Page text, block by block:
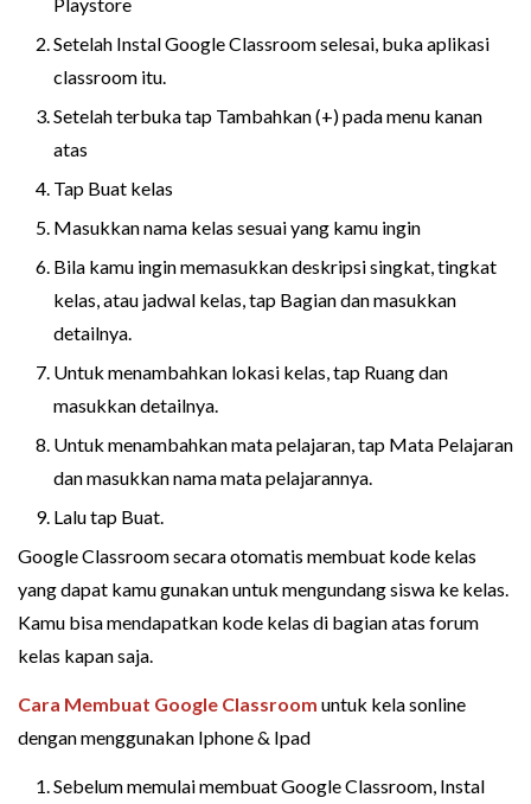
Setelah Instal Google Classroom selesai, buka aplikasi
classroom itu.
Setelah terbuka tap Tambahkan (+) pada menu kanan
atas
Tap Buat kelas
Masukkan nama kelas sesuai yang kamu ingin
Bila kamu ingin memasukkan deskripsi singkat, tingkat
kelas, atau jadwal kelas, tap Bagian dan masukkan
detailnya.
Untuk menambahkan lokasi kelas, tap Ruang dan
masukkan detailnya.
Untuk menambahkan mata pelajaran, tap Mata Pelajaran
dan masukkan nama mata pelajarannya.
Lalu tap Buat.
Google Classroom secara otomatis membuat kode kelas
yang dapat kamu gunakan untuk mengundang siswa ke kelas.
Kamu bisa mendapatkan kode kelas di bagian atas forum
kelas kapan saja.
Cara Membuat Google Classroom untuk kela sonline
dengan menggunakan Iphone & Ipad
Sebelum memulai membuat Google Classroom, Instal